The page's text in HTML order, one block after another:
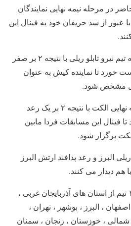
و از بین ۴ تیم حاضر در مرحله نیمه نهایی نمایندگان
از سد حریفان خود به فینال این
در نخستین دیدار این مرحله تیم نیرو تابلو ریلی با نتیجه ۲ بر صفر
خورد تا نماینده کیش به عنوان
مشخص شود.
در دومین بازی مرحله نیمه نهایی الکت با نتیجه ۲ بر یک رعد
فینال این مسابقات فردا مابین
برگزار شود.
البرز و رعد پدافند ارتش البرز
دیدار می کنند.
این مسابقات با حضور ۱۲۹ تیم از استان های آذربایجان غربی ،
، البرز ، بوشهر ، تهران ،
، خوزستان ، زنجان ، سمنان